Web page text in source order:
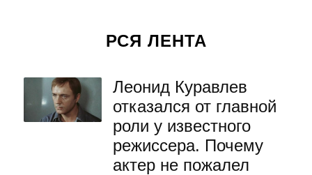
РСЯ ЛЕНТА
Леонид Куравлев
отказался от главной
роли у известного
режиссера. Почему
актер не пожалел